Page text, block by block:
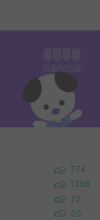
274
1388
72
50